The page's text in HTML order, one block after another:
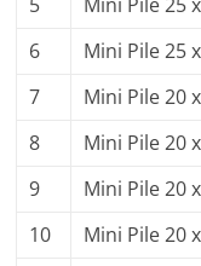
6
Mini Pile 25
7
Mini Pile 20
8
Mini Pile 20
9
Mini Pile 20
10
Mini Pile 20